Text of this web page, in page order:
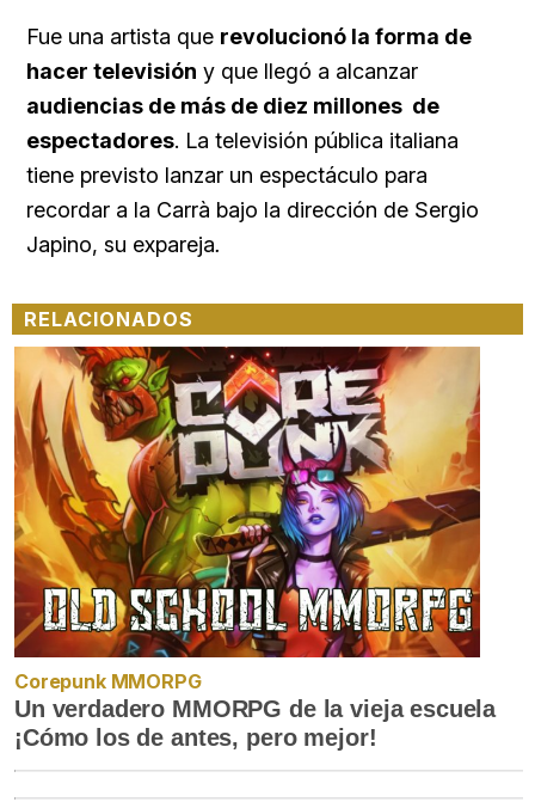
Fue una artista que revolucionó la forma de
hacer televisión y que llegó a alcanzar
audiencias de más de diez millones de
espectadores. La televisión pública italiana
tiene previsto lanzar un espectáculo para
recordar a la Carrà bajo la dirección de Sergio
Japino, su expareja.
RELACIONADOS
Corepunk MMORPG
Un verdadero MMORPG de la vieja escuela
¡Cómo los de antes, pero mejor!